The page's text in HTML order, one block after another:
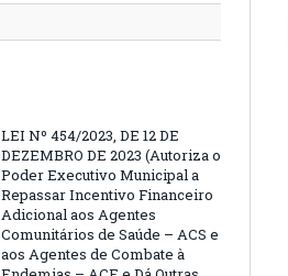
LEI Nº 454/2023, DE 12 DE
DEZEMBRO DE 2023 (Autoriza o
Poder Executivo Municipal a
Repassar Incentivo Financeiro
Adicional aos Agentes
Comunitários de Saúde – ACS e
aos Agentes de Combate à